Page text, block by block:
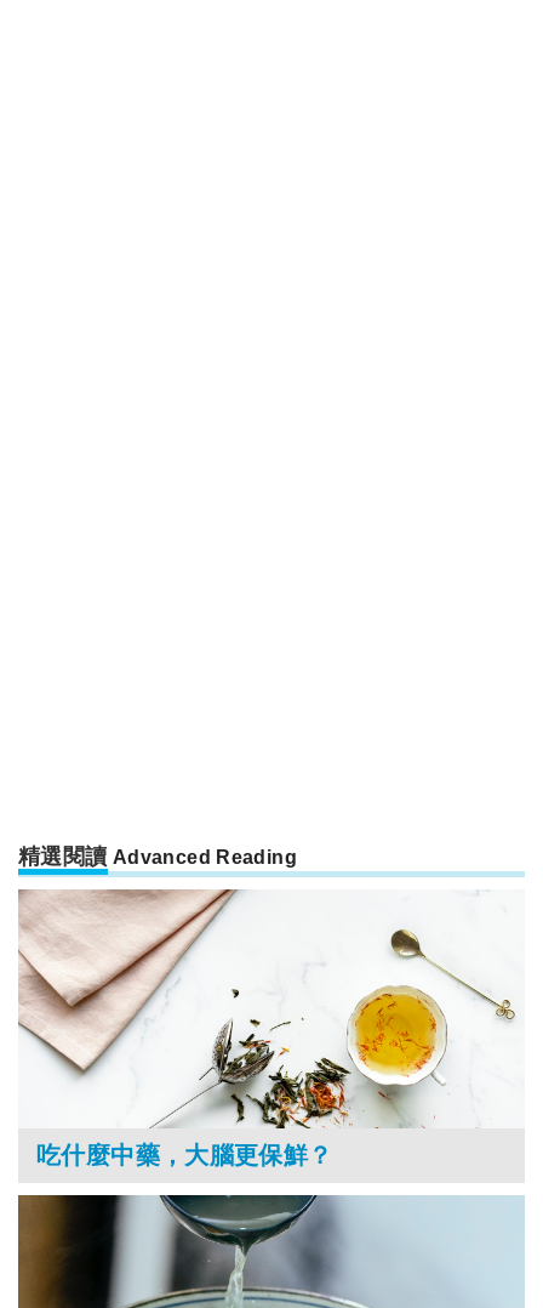
精選閱讀 Advanced Reading
吃什麼中藥，大腦更保鮮？